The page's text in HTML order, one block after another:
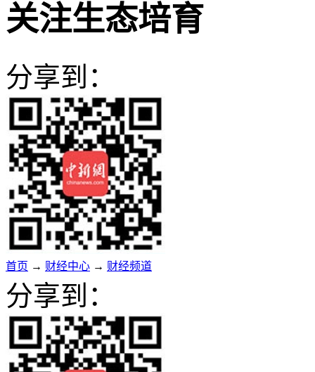
关注生态培育
分享到：
首页 → 财经中心 → 财经频道
分享到：